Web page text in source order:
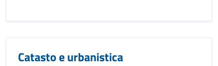
Catasto e urbanistica